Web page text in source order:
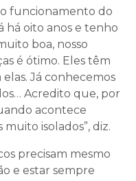
funcionamento do
há oito anos e tenho
boa, nosso
é ótimo. Eles têm
Já conhecemos
Acredito que, por
acontece
muito isolados”, diz.
precisam mesmo
e estar sempre